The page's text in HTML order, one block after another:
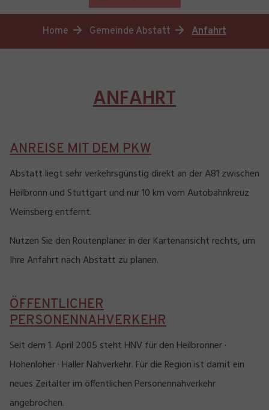
You are here:
Home Gemeinde Abstatt Anfahrt
ANFAHRT
ANREISE MIT DEM PKW
Abstatt liegt sehr verkehrsgünstig direkt an der A81 zwischen
Heilbronn und Stuttgart und nur 10 km vom Autobahnkreuz
Weinsberg entfernt.
Nutzen Sie den Routenplaner in der Kartenansicht rechts, um
Ihre Anfahrt nach Abstatt zu planen.
ÖFFENTLICHER
PERSONENNAHVERKEHR
Seit dem 1. April 2005 steht HNV für den Heilbronner ·
Hohenloher · Haller Nahverkehr. Für die Region ist damit ein
neues Zeitalter im öffentlichen Personennahverkehr
angebrochen.